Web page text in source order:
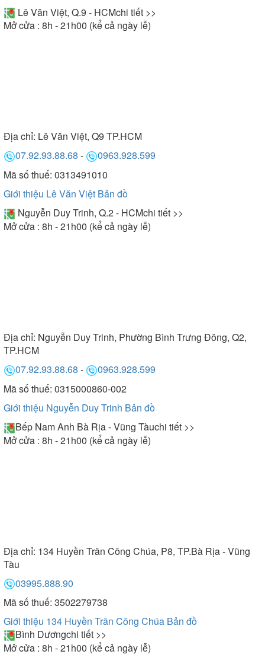
Lê Văn Việt, Q.9 - HCMchi tiết >>
Mở cửa : 8h - 21h00 (kể cả ngày lễ)
Địa chỉ: Lê Văn Việt, Q9 TP.HCM
07.92.93.88.68 -
0963.928.599
Mã số thuế: 0313491010
Giới thiệu Lê Văn Việt Bản đồ
Nguyễn Duy Trinh, Q.2 - HCMchi tiết >>
Mở cửa : 8h - 21h00 (kể cả ngày lễ)
Địa chỉ: Nguyễn Duy Trinh, Phường Bình Trưng Đông, Q2,
TP.HCM
07.92.93.88.68 -
0963.928.599
Mã số thuế: 0315000860-002
Giới thiệu Nguyễn Duy Trinh Bản đồ
Bếp Nam Anh Bà Rịa - Vũng Tàuchi tiết >>
Mở cửa : 8h - 21h00 (kể cả ngày lễ)
Địa chỉ: 134 Huyền Trân Công Chúa, P8, TP.Bà Rịa - Vũng
Tàu
03995.888.90
Mã số thuế: 3502279738
Giới thiệu 134 Huyền Trân Công Chúa Bản đồ
Bình Dươngchi tiết >>
Mở cửa : 8h - 21h00 (kể cả ngày lễ)